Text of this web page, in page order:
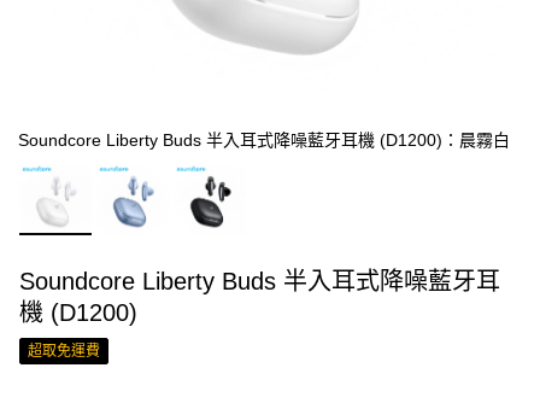
Soundcore Liberty Buds 半入耳式降噪藍牙耳機 (D1200)：晨霧白
Soundcore Liberty Buds 半入耳式降噪藍牙耳
機 (D1200)
超取免運費